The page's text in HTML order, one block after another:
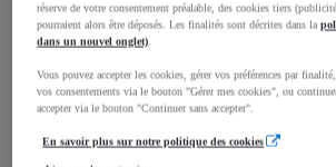
Consommation mixte
Émissions CO2
réserve de votre consentement préalable, des cookies tiers
pourraient alors être déposés. Les finalités sont décrites dans la
dans un nouvel onglet).
Vous pouvez accepter les cookies, gérer vos préférences par
vos consentements via le bouton "Gérer mes cookies", ou
accepter via le bouton "Continuer sans accepter".
En savoir plus sur notre politique des cookies